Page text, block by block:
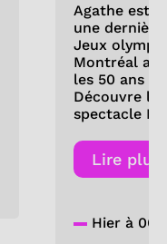
Agathe est
une
Jeux
Montréal a-
les 50 ans
Découvre
spectacle
Lire plus
Hier à